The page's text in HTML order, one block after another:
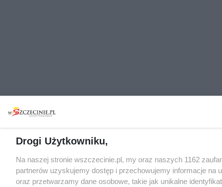
Drogi Użytkowniku,
Na naszej stronie wszczecinie.pl, my oraz naszych 1162
partnerów uzyskujemy dostęp i przechowujemy informacje na
oraz przetwarzamy dane osobowe, takie jak unikalne